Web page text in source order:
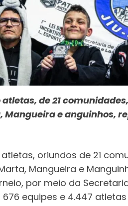
de 21
Mangueira e anguinhos,
oriundos de 21
Mangueira e
por meio da
equipes e 4.447